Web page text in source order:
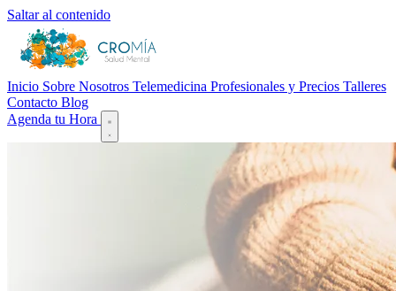
Saltar al contenido
Inicio Sobre Nosotros Telemedicina Profesionales y Precios Talleres
Contacto Blog
Agenda tu Hora